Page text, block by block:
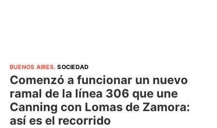
BUENOS AIRES.SOCIEDAD
Comenzó a funcionar un nuevo
ramal de la línea 306 que une
Canning con Lomas de Zamora:
así es el recorrido